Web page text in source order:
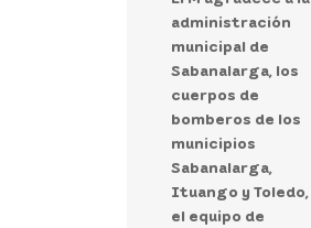
administración
municipal de
Sabanalarga, los
cuerpos de
bomberos de los
municipios
Sabanalarga,
Ituango y Toledo,
el equipo de